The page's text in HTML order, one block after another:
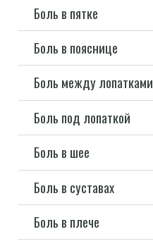
Боль в пятке
Боль в пояснице
Боль между лопатками
Боль под лопаткой
Боль в шее
Боль в суставах
Боль в плече